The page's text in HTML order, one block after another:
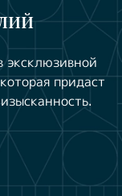
эксклюзивной
придаст